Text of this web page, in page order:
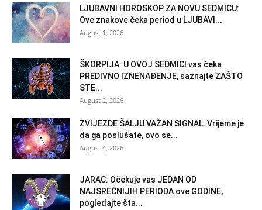
LJUBAVNI HOROSKOP ZA NOVU SEDMICU:
Ove znakove čeka period u LJUBAVI...
August 1, 2026
ŠKORPIJA: U OVOJ SEDMICI vas čeka
PREDIVNO IZNENAĐENJE, saznajte ZAŠTO
STE...
August 2, 2026
ZVIJEZDE ŠALJU VAŽAN SIGNAL: Vrijeme je
da ga poslušate, ovo se...
August 4, 2026
JARAC: Očekuje vas JEDAN OD
NAJSREĆNIJIH PERIODA ove GODINE,
pogledajte šta...